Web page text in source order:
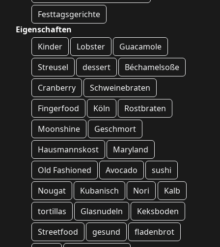
Festtagsgerichte
Eigenschaften
Kinder
Lobster
Guacamole
Streusel
dessert
Béchamelsoße
Cranberry
Schweinebraten
Fingerfood
Köln
Rostbraten
Moonshine
Geschmort
Hausmannskost
Maryland
Old Fashioned
Avocado
sushi
Nougat
Kubanisch Nori
Kalb
tortillas
Glasnudeln
Keksboden
Streetfood
gesund fladenbrot